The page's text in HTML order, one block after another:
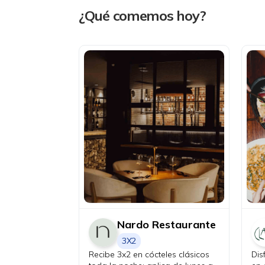
¿Qué comemos hoy?
Nardo Restaurante
3X2
Recibe 3x2 en cócteles clásicos